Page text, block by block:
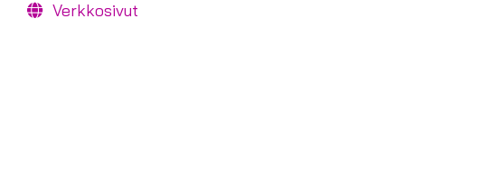
Verkkosivut